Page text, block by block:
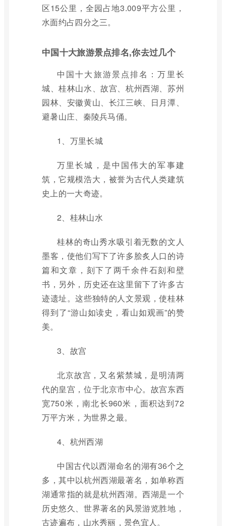
区15公里，全园占地3.009平方公里，
水面约占四分之三。
中国十大旅游景点排名,你去过几个
中国十大旅游景点排名：万里长
城、桂林山水、故宫、杭州西湖、苏州
园林、安徽黄山、长江三峡、日月潭、
避暑山庄、秦陵兵马俑。
1、万里长城
万里长城，是中国伟大的军事建
筑，它规模浩大，被誉为古代人类建筑
史上的一大奇迹。
2、桂林山水
桂林的奇山秀水吸引着无数的文人
墨客，使他们写下了许多脍炙人口的诗
篇和文章，刻下了两千余件石刻和壁
书，另外，历史还在这里留下了许多古
迹遗址。这些独特的人文景观，使桂林
得到了“游山如读史，看山如观画”的赞
美。
3、故宫
北京故宫，又名紫禁城，是明清两
代的皇宫，位于北京市中心。故宫东西
宽750米，南北长960米，面积达到72
万平方米，为世界之最。
4、杭州西湖
中国古代以西湖命名的湖有36个之
多，其中以杭州西湖最著名，如单称西
湖通常指的就是杭州西湖。西湖是一个
历史悠久、世界著名的风景游览胜地，
古迹遍布，山水秀丽，景色宜人。